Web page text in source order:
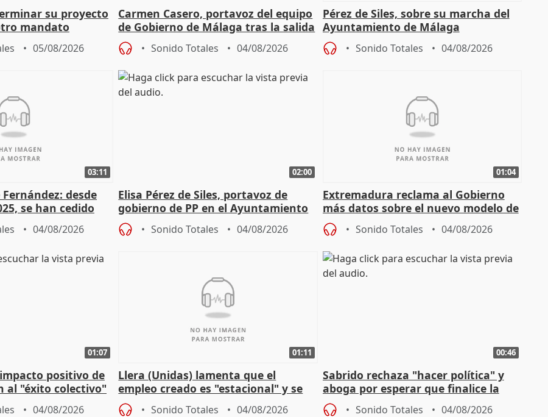
su proyecto
mandato
05/08/2026
Carmen Casero, portavoz del equipo
de Gobierno de Málaga tras la salida
de Pérez de Siles
Sonido Totales 04/08/2026
Pérez de Siles, sobre su marcha del
Ayuntamiento de Málaga
Sonido Totales 04/08/2026
03:11
Fernández: desde
se han cedido
nacimiento
04/08/2026
02:00
Elisa Pérez de Siles, portavoz de
gobierno de PP en el Ayuntamiento
de Málaga, deja la política
Sonido Totales 04/08/2026
01:04
Extremadura reclama al Gobierno
más datos sobre el nuevo modelo de
financiación
Sonido Totales 04/08/2026
01:07
positivo de
al "éxito colectivo"
04/08/2026
01:11
Llera (Unidas) lamenta que el
empleo creado es "estacional" y se
"esfumará" al acabar el verano
Sonido Totales 04/08/2026
00:46
Sabrido rechaza "hacer política" y
aboga por esperar que finalice la
investigación del incendio
Sonido Totales 04/08/2026